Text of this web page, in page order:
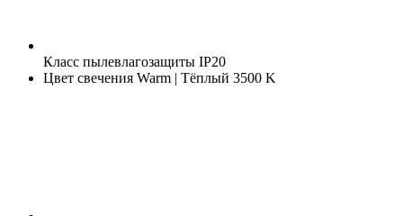
Класс пылевлагозащиты IP20
Цвет свечения Warm | Тёплый 3500 K